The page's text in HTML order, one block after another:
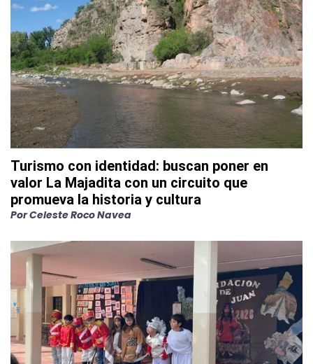
Turismo con identidad: buscan poner en
valor La Majadita con un circuito que
promueva la historia y cultura
PorCeleste Roco Navea